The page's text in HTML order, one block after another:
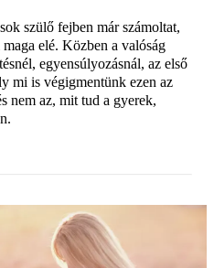
szülő fejben már számoltat,
elé. Közben a valóság
egyensúlyozásnál, az első
mi is végigmentünk ezen az
nem az, mit tud a gyerek,